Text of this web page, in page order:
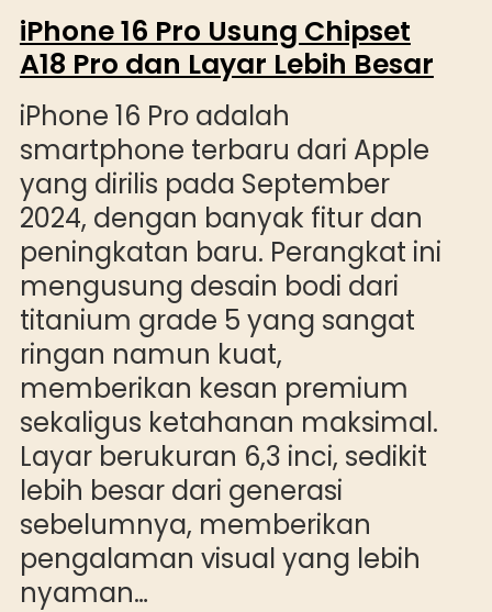
iPhone 16 Pro Usung Chipset
A18 Pro dan Layar Lebih Besar
iPhone 16 Pro adalah
smartphone terbaru dari Apple
yang dirilis pada September
2024, dengan banyak fitur dan
peningkatan baru. Perangkat ini
mengusung desain bodi dari
titanium grade 5 yang sangat
ringan namun kuat,
memberikan kesan premium
sekaligus ketahanan maksimal.
Layar berukuran 6,3 inci, sedikit
lebih besar dari generasi
sebelumnya, memberikan
pengalaman visual yang lebih
nyaman…